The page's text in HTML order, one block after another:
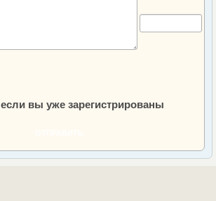
если вы уже зарегистрированы